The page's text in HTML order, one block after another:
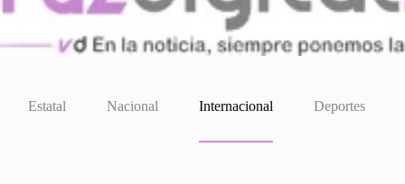
Estatal Nacional Internacional Deportes